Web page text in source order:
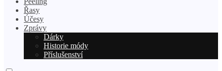
Řasy
Účesy
Zprávy
Dárky
Historie módy
Příslušenství